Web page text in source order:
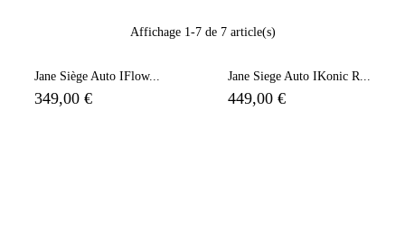
Affichage 1-7 de 7 article(s)
Jane Siège Auto IFlow...
349,00 €
Jane Siege Auto IKonic R...
449,00 €